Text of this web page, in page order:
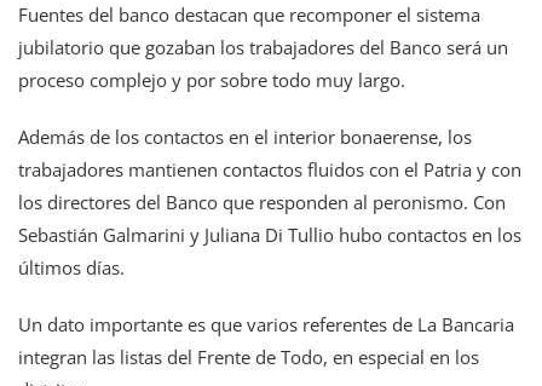
Fuentes del banco destacan que recomponer el sistema
jubilatorio que gozaban los trabajadores del Banco será un
proceso complejo y por sobre todo muy largo.
Además de los contactos en el interior bonaerense, los
trabajadores mantienen contactos fluidos con el Patria y con
los directores del Banco que responden al peronismo. Con
Sebastián Galmarini y Juliana Di Tullio hubo contactos en los
últimos días.
Un dato importante es que varios referentes de La Bancaria
integran las listas del Frente de Todo, en especial en los